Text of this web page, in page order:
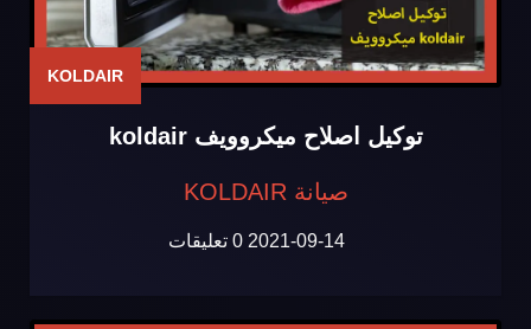
KOLDAIR
توكيل اصلاح ميكروويف koldair
صيانة KOLDAIR
2021-09-14 0 تعليقات